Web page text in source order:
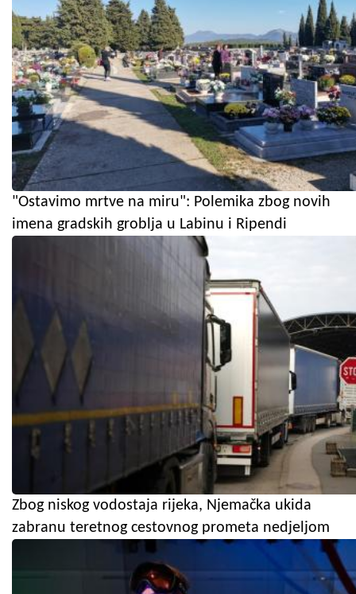
"Ostavimo mrtve na miru": Polemika zbog novih
imena gradskih groblja u Labinu i Ripendi
Zbog niskog vodostaja rijeka, Njemačka ukida
zabranu teretnog cestovnog prometa nedjeljom